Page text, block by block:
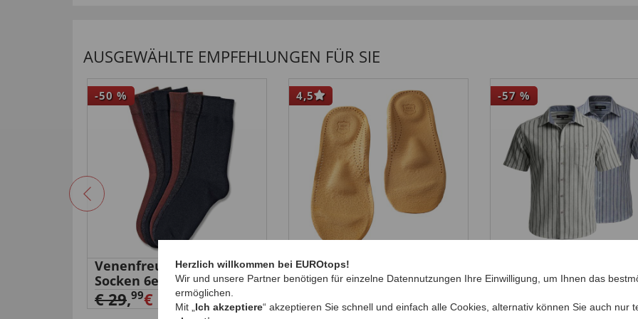
AUSGEWÄHLTE EMPFEHLUNGEN FÜR SIE
-50 %
Venenfreundliche
Socken 6er-Pack
€ 29,99€ 14,99
4,5
Leder-Fußbett
€ 24,99
-57 %
€ 34,99€ 14,99
Herzlich willkommen bei EUROtops!
Wir und unsere Partner benötigen für einzelne Datennutzungen Ihre Einwilligung, um Ihnen das
ermöglichen.
Mit „ Ich akzeptiere“ akzeptieren Sie schnell und einfach alle Cookies, alternativ können Sie auch nur